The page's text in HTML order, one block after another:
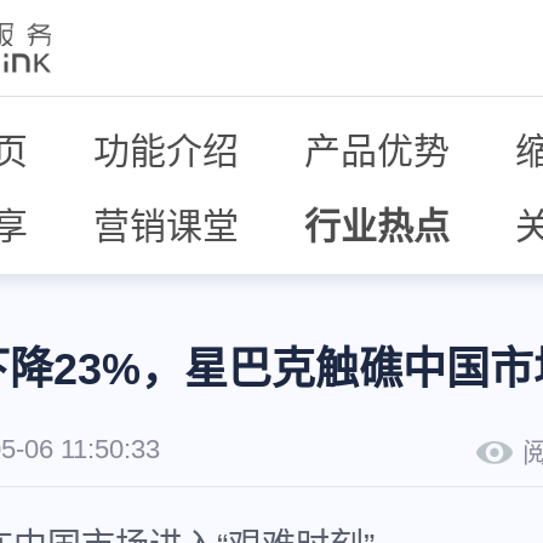
功能介绍 产品优势
营销课堂 行业热点
23%，星巴克触礁中国
06 11:50:33